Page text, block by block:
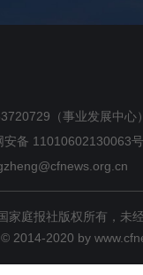
（事业发展中心
安备 11010602130063号
家庭报社版权所有，未
2014-2020 by